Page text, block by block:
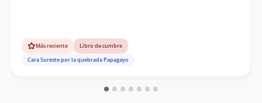
Más reciente
Libro de cumbre
Cara Sureste por la quebrada Papagayo